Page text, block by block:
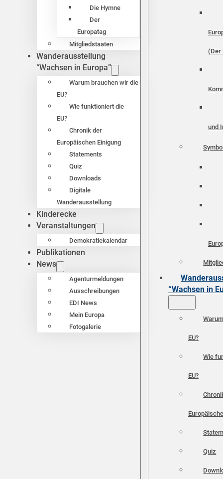
Die Hymne
Der
Europatag
Mitgliedstaaten
Wanderausstellung
“Wachsen in Europa”
Warum brauchen wir die
EU?
Wie funktioniert die
EU?
Chronik der
Europäischen Einigung
Statements
Quiz
Downloads
Digitale
Wanderausstellung
Kinderecke
Veranstaltungen
Demokratiekalendar
Publikationen
News
Agenturmeldungen
Ausschreibungen
EDI News
Mein Europa
Fotogalerie
(Der
und
“Wachsen in
EU?
Wie
EU?
Quiz